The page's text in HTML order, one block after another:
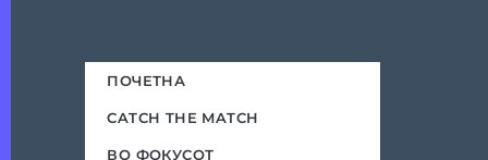
ПОЧЕТНА
CATCH THE MATCH
ВО ФОКУСОТ